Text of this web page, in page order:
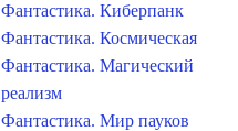
Фантастика. Киберпанк
Фантастика. Космическая
Фантастика. Магический
реализм
Фантастика. Мир пауков